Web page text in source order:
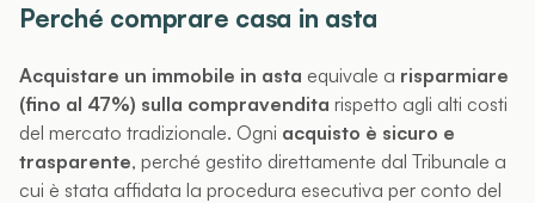
Perché comprare casa in asta
Acquistare un immobile in asta equivale a risparmiare
(fino al 47%) sulla compravendita rispetto agli alti costi
del mercato tradizionale. Ogni acquisto è sicuro e
trasparente, perché gestito direttamente dal Tribunale a
cui è stata affidata la procedura esecutiva per conto del